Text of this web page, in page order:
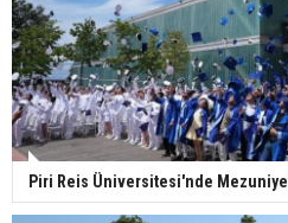
Piri Reis Üniversitesi'nde Mezuniyet